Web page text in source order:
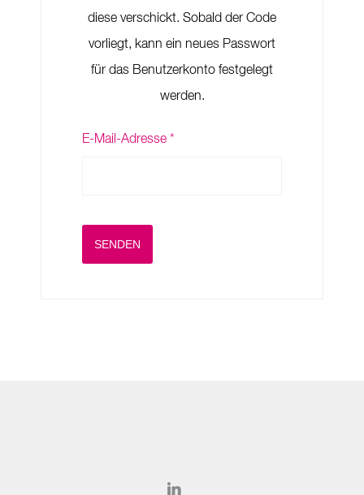
diese verschickt. Sobald der Code
vorliegt, kann ein neues Passwort
für das Benutzerkonto festgelegt
werden.
E-Mail-Adresse *
Captcha*
SENDEN